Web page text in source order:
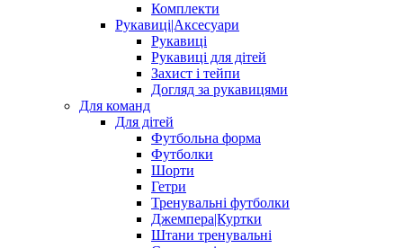
Комплекти
Рукавиці|Аксесуари
Рукавиці
Рукавиці для дітей
Захист і тейпи
Догляд за рукавицями
Для команд
Для дітей
Футбольна форма
Футболки
Шорти
Гетри
Тренувальні футболки
Джемпера|Куртки
Штани тренувальні